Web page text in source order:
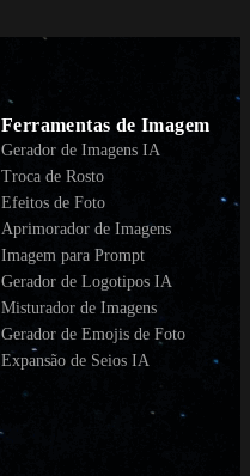
Ferramentas de Imagem
Gerador de Imagens IA
Troca de Rosto
Efeitos de Foto
Aprimorador de Imagens
Imagem para Prompt
Gerador de Logotipos IA
Misturador de Imagens
Gerador de Emojis de Foto
Expansão de Seios IA